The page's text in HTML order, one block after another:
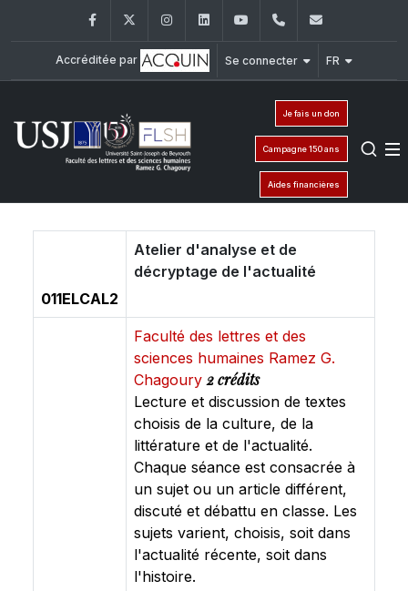
FacebookTwitter InstagramLinkedInYouTube+961 (1) 421 000
Accréditée par Se connecter FR
Je fais un don
Campagne 150 ans
Aides financières
011ELCAL2
Atelier d'analyse et de
décryptage de l'actualité
Faculté des lettres et des
sciences humaines Ramez G.
Chagoury2 crédits
Lecture et discussion de textes
choisis de la culture, de la
littérature et de l'actualité.
Chaque séance est consacrée à
un sujet ou un article différent,
discuté et débattu en classe. Les
sujets varient, choisis, soit dans
l'actualité récente, soit dans
l'histoire.